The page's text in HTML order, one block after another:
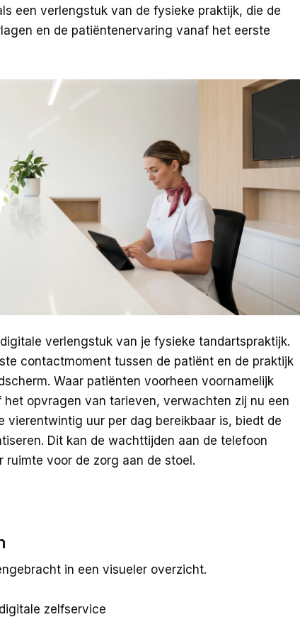
een verlengstuk van de fysieke praktijk, die de
en de patiëntenervaring vanaf het eerste
verlengstuk van je fysieke tandartspraktijk.
contactmoment tussen de patiënt en de praktijk
Waar patiënten voorheen voornamelijk
opvragen van tarieven, verwachten zij nu een
vierentwintig uur per dag bereikbaar is, biedt de
Dit kan de wachttijden aan de telefoon
voor de zorg aan de stoel.
in een visueler overzicht.
zelfservice